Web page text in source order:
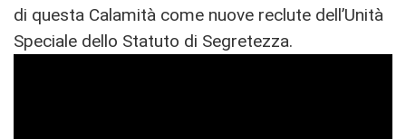
di questa Calamità come nuove reclute dell’Unità
Speciale dello Statuto di Segretezza.